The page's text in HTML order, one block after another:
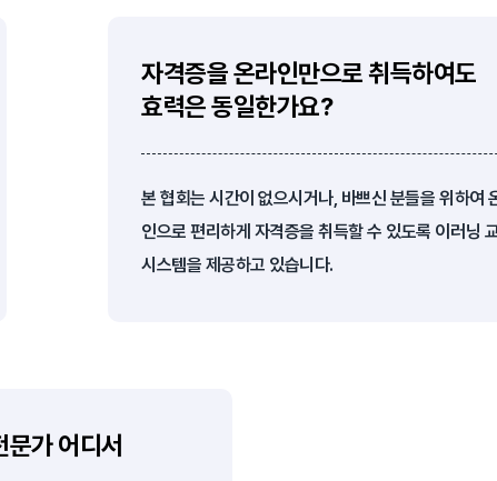
자격증을 온라인만으로 취득하여도
효력은 동일한가요?
본 협회는 시간이 없으시거나, 바쁘신 분들을 위하여
인으로 편리하게 자격증을 취득할 수 있도록 이러닝
시스템을 제공하고 있습니다.
가 어디서